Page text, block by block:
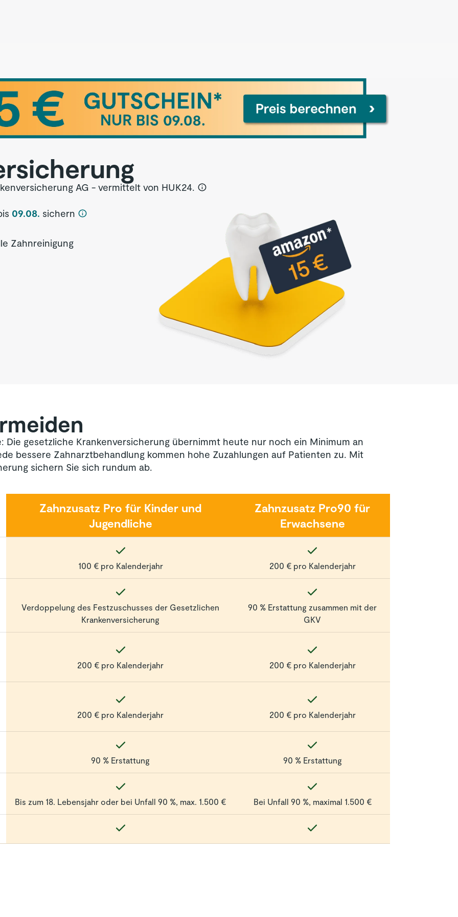
AG - vermittelt von HUK24.
09.08. sichern
Zahnreinigung
Teilnahmebedingungen
Die gesetzliche Krankenversicherung übernimmt heute nur noch ein Minimum an
bessere Zahnarztbehandlung kommen hohe Zuzahlungen auf Patienten zu. Mit
sichern Sie sich rundum ab.
Zahnzusatz Pro für Kinder und
Jugendliche
Zahnzusatz Pro90 für
Erwachsene
100 € pro Kalenderjahr 200 € pro Kalenderjahr
Verdoppelung des Festzuschusses der Gesetzlichen
Krankenversicherung
90 % Erstattung zusammen mit der
GKV
200 € pro Kalenderjahr 200 € pro Kalenderjahr
200 € pro Kalenderjahr 200 € pro Kalenderjahr
90 % Erstattung 90 % Erstattung
Bis zum 18. Lebensjahr oder bei Unfall 90 %, max. 1.500 € Bei Unfall 90 %, maximal 1.500 €
Zahnreinigung)
auf den man aber
Zahnprophylaxe zählen
je